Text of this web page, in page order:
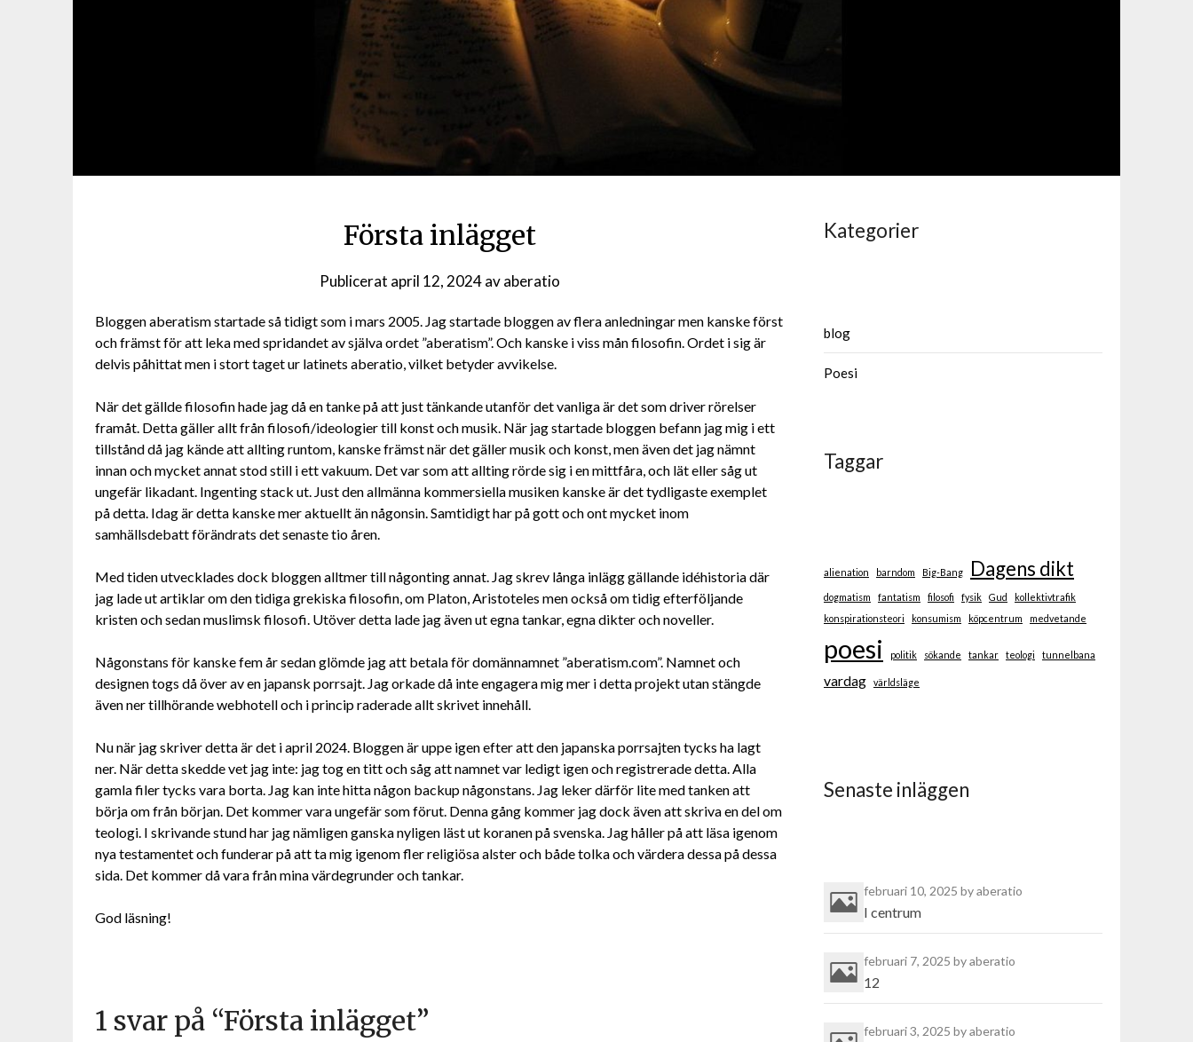
Första inlägget
Publicerat april 12, 2024avaberatio
Bloggen aberatism startade så tidigt som i mars 2005. Jag startade bloggen av flera anledningar men kanske först
och främst för att leka med spridandet av själva ordet ”aberatism”. Och kanske i viss mån filosofin. Ordet i sig är
delvis påhittat men i stort taget ur latinets aberatio, vilket betyder avvikelse.
När det gällde filosofin hade jag då en tanke på att just tänkande utanför det vanliga är det som driver rörelser
framåt. Detta gäller allt från filosofi/ideologier till konst och musik. När jag startade bloggen befann jag mig i ett
tillstånd då jag kände att allting runtom, kanske främst när det gäller musik och konst, men även det jag nämnt
innan och mycket annat stod still i ett vakuum. Det var som att allting rörde sig i en mittfåra, och lät eller såg ut
ungefär likadant. Ingenting stack ut. Just den allmänna kommersiella musiken kanske är det tydligaste exemplet
på detta. Idag är detta kanske mer aktuellt än någonsin. Samtidigt har på gott och ont mycket inom
samhällsdebatt förändrats det senaste tio åren.
Med tiden utvecklades dock bloggen alltmer till någonting annat. Jag skrev långa inlägg gällande idéhistoria där
jag lade ut artiklar om den tidiga grekiska filosofin, om Platon, Aristoteles men också om tidig efterföljande
kristen och sedan muslimsk filosofi. Utöver detta lade jag även ut egna tankar, egna dikter och noveller.
Någonstans för kanske fem år sedan glömde jag att betala för domännamnet ”aberatism.com”. Namnet och
designen togs då över av en japansk porrsajt. Jag orkade då inte engagera mig mer i detta projekt utan stängde
även ner tillhörande webhotell och i princip raderade allt skrivet innehåll.
Nu när jag skriver detta är det i april 2024. Bloggen är uppe igen efter att den japanska porrsajten tycks ha lagt
ner. När detta skedde vet jag inte: jag tog en titt och såg att namnet var ledigt igen och registrerade detta. Alla
gamla filer tycks vara borta. Jag kan inte hitta någon backup någonstans. Jag leker därför lite med tanken att
börja om från början. Det kommer vara ungefär som förut. Denna gång kommer jag dock även att skriva en del om
teologi. I skrivande stund har jag nämligen ganska nyligen läst ut koranen på svenska. Jag håller på att läsa igenom
nya testamentet och funderar på att ta mig igenom fler religiösa alster och både tolka och värdera dessa på dessa
sida. Det kommer då vara från mina värdegrunder och tankar.
God läsning!
1 svar på “Första inlägget”
Kategorier
blog
Poesi
Taggar
alienation barndom Big-Bang Dagens dikt
dogmatism fantatism filosofi fysik Gud
kollektivtrafik
konspirationsteori
konsumism köpcentrum medvetande
poesi politik sökande tankar teologi tunnelbana
vardag världsläge
Senaste inläggen
februari 10, 2025 by aberatio
I centrum
februari 7, 2025 by aberatio
12
februari 3, 2025 by aberatio